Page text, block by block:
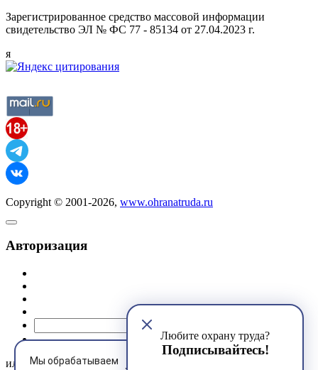
Мы обрабатываем
Любите охрану труда?
Подписывайтесь!
Зарегистрированное средство массовой информации
свидетельство ЭЛ № ФС 77 - 85134 от 27.04.2023 г.
я
Copyright © 2001-2026, www.ohranatruda.ru
Авторизация
или